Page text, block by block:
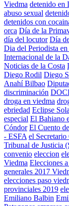
Viedma detenido en
abuso sexual
detenidos con
orca Día de la
día del locutor Día
Dia del Periodista en
Internacional de la
Noticias de la Costa
Diego Rodil Diego
Anahí Bilbao
discriminación
droga en viedma
ebriedad Eclipse
especial El Bahiano
Cóndor El Cuento
- ESFA el
Tribunal de Justicia
convenio eleccion
Viedma Elecciones
generales 2017
elecciones paso
provinciales 2019
Emiliano Balbin